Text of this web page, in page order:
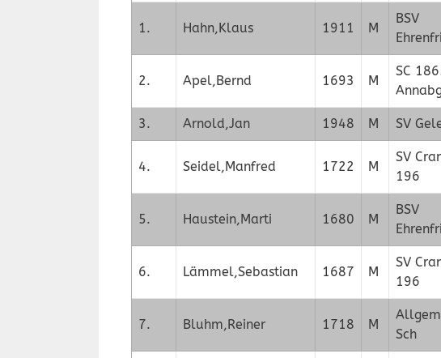
1. Hahn,Klaus 1911 M
BSV
2. Apel,Bernd 1693 M
SC
3. Arnold,Jan 1948 M SV
4. Seidel,Manfred 1722 M
SV
196
5. Haustein,Marti 1680 M
BSV
6. Lämmel,Sebastian 1687 M
SV
196
7. Bluhm,Reiner 1718 M
Sch